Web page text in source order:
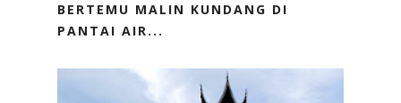
BERTEMU MALIN KUNDANG DI
PANTAI AIR...